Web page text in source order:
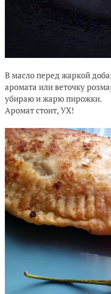
В масло перед жаркой
аромата или веточку
убираю и жарю пирожки.
Аромат стоит, УХ!